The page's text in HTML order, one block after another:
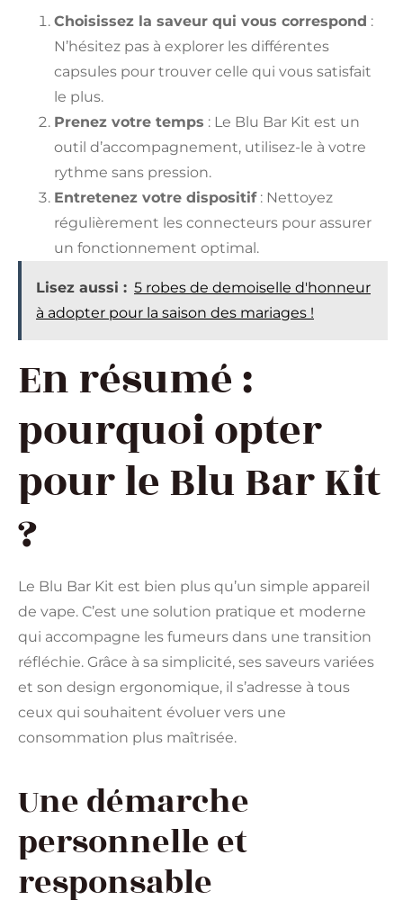
Choisissez la saveur qui vous correspond :
N’hésitez pas à explorer les différentes
capsules pour trouver celle qui vous satisfait
le plus.
Prenez votre temps : Le Blu Bar Kit est un
outil d’accompagnement, utilisez-le à votre
rythme sans pression.
Entretenez votre dispositif: Nettoyez
régulièrement les connecteurs pour assurer
un fonctionnement optimal.
Lisez aussi : 5 robes de demoiselle d'honneur
à adopter pour la saison des mariages !
En résumé :
pourquoi opter
pour le Blu Bar Kit
?
Le Blu Bar Kit est bien plus qu’un simple appareil
de vape. C’est une solution pratique et moderne
qui accompagne les fumeurs dans une transition
réfléchie. Grâce à sa simplicité, ses saveurs variées
et son design ergonomique, il s’adresse à tous
ceux qui souhaitent évoluer vers une
consommation plus maîtrisée.
Une démarche
personnelle et
responsable